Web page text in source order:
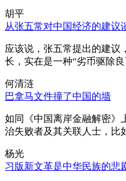
胡平
从张五常对中国经济的建议
应该说，张五常提出的建议
长，实在是一种“劣币驱除
何清涟
巴拿马文件撞了中国的墙
如同《中国离岸金融解密》
治失败者及其关联人士，比
杨光
习版新文革是中华民族的悲